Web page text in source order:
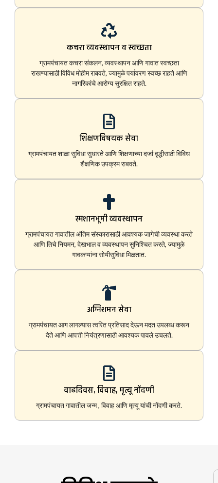
कचरा व्यवस्थापन व स्वच्छता
ग्रामपंचायत कचरा संकलन, व्यवस्थापन आणि गावात स्वच्छता
राखण्यासाठी विविध मोहीम राबवते, ज्यामुळे पर्यावरण स्वच्छ राहते आणि
नागरिकांचे आरोग्य सुरक्षित राहते.
शिक्षणविषयक सेवा
ग्रामपंचायत शाळा सुविधा सुधारते आणि शिक्षणाच्या दर्जा वृद्धीसाठी विविध
शैक्षणिक उपक्रम राबवते.
स्मशानभूमी व्यवस्थापन
ग्रामपंचायत गावातील अंतिम संस्कारासाठी आवश्यक जागेची व्यवस्था करते
आणि तिचे नियमन, देखभाल व व्यवस्थापन सुनिश्चित करते, ज्यामुळे
गावकऱ्यांना सोयीसुविधा मिळतात.
अग्निशमन सेवा
ग्रामपंचायत आग लागल्यास त्वरित प्रतिसाद देऊन मदत उपलब्ध करून
देते आणि आपत्ती नियंत्रणासाठी आवश्यक पावले उचलते.
वाढदिवस, विवाह, मृत्यू नोंदणी
ग्रामपंचायत गावातील जन्म , विवाह आणि मृत्यू यांची नोंदणी करते.